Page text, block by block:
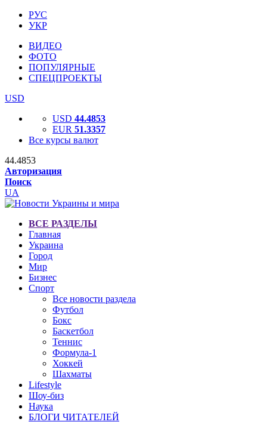
РУС
УКР
ВИДЕО
ФОТО
ПОПУЛЯРНЫЕ
СПЕЦПРОЕКТЫ
USD
USD 44.4853
EUR 51.3357
Все курсы валют
44.4853
Авторизация
Поиск
UA
ВСЕ РАЗДЕЛЫ
Главная
Украина
Город
Мир
Бизнес
Спорт
Все новости раздела
Футбол
Бокс
Баскетбол
Теннис
Формула-1
Хоккей
Шахматы
Lifestyle
Шоу-биз
Наука
БЛОГИ ЧИТАТЕЛЕЙ